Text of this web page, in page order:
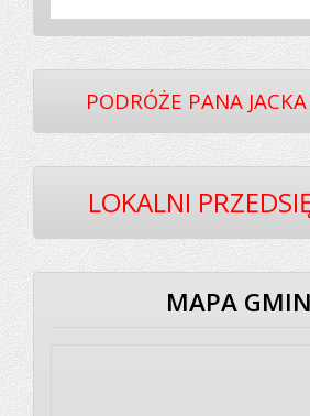
PODRÓŻE PANA
LOKALNI
MAPA